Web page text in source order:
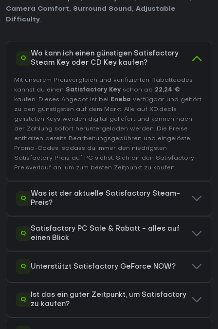
Camera Comfort, Surround Sound , Adjustable
Difficulty.
Q
Wo kann ich einen günstigen Satisfactory
Steam Key oder CD Key kaufen?
Mit unserem Preisvergleich und verifizierten Rabattcodes
kannst du einen Satisfactory Key schon ab 22,24 €
kaufen. Dieses Angebot ist bei Eneba verfügbar und gehört
zu den günstigsten auf dem Markt. Alle auf XD.deals
gelisteten Keys werden digital geliefert und können nach
der Zahlung sofort heruntergeladen werden. Die Preise
enthalten bereits Bearbeitungsgebühren und eingelöste
Promo-Codes, sodass du immer den niedrigsten
Satisfactory Preis auf PC siehst. Sieh dir den Satisfactory
Preisverlauf an, um zum besten Zeitpunkt zu kaufen.
Q
Was ist der aktuelle Satisfactory Steam-
Preis?
Q
Satisfactory PC Sale & Rabatt - alles auf
einen Blick
Q Unterstützt Satisfactory GeForce NOW?
Q
Ist das ein guter Zeitpunkt, um Satisfactory
zu kaufen?